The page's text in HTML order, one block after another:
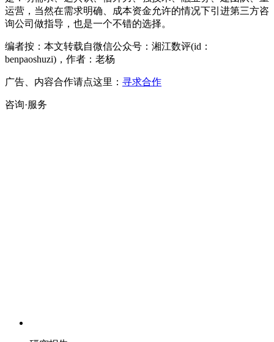
运营，当然在需求明确、成本资金允许的情况下引进第三方咨
询公司做指导，也是一个不错的选择。
编者按：本文转载自微信公众号：湘江数评(id：
benpaoshuzi)，作者：老杨
广告、内容合作请点这里： 寻求合作
咨询·服务